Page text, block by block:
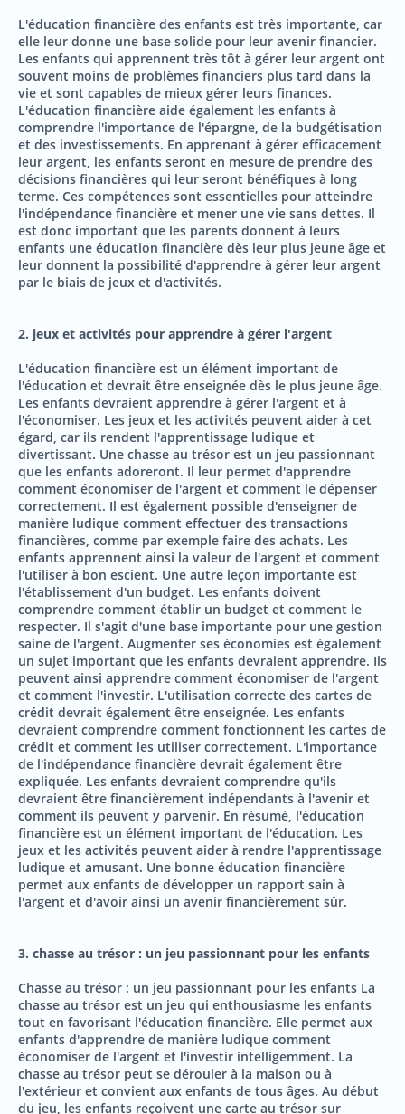
L'éducation financière des enfants est très importante, car
elle leur donne une base solide pour leur avenir financier.
Les enfants qui apprennent très tôt à gérer leur argent ont
souvent moins de problèmes financiers plus tard dans la
vie et sont capables de mieux gérer leurs finances.
L'éducation financière aide également les enfants à
comprendre l'importance de l'épargne, de la budgétisation
et des investissements. En apprenant à gérer efficacement
leur argent, les enfants seront en mesure de prendre des
décisions financières qui leur seront bénéfiques à long
terme. Ces compétences sont essentielles pour atteindre
l'indépendance financière et mener une vie sans dettes. Il
est donc important que les parents donnent à leurs
enfants une éducation financière dès leur plus jeune âge et
leur donnent la possibilité d'apprendre à gérer leur argent
par le biais de jeux et d'activités.
2. jeux et activités pour apprendre à gérer l'argent
L'éducation financière est un élément important de
l'éducation et devrait être enseignée dès le plus jeune âge.
Les enfants devraient apprendre à gérer l'argent et à
l'économiser. Les jeux et les activités peuvent aider à cet
égard, car ils rendent l'apprentissage ludique et
divertissant. Une chasse au trésor est un jeu passionnant
que les enfants adoreront. Il leur permet d'apprendre
comment économiser de l'argent et comment le dépenser
correctement. Il est également possible d'enseigner de
manière ludique comment effectuer des transactions
financières, comme par exemple faire des achats. Les
enfants apprennent ainsi la valeur de l'argent et comment
l'utiliser à bon escient. Une autre leçon importante est
l'établissement d'un budget. Les enfants doivent
comprendre comment établir un budget et comment le
respecter. Il s'agit d'une base importante pour une gestion
saine de l'argent. Augmenter ses économies est également
un sujet important que les enfants devraient apprendre. Ils
peuvent ainsi apprendre comment économiser de l'argent
et comment l'investir. L'utilisation correcte des cartes de
crédit devrait également être enseignée. Les enfants
devraient comprendre comment fonctionnent les cartes de
crédit et comment les utiliser correctement. L'importance
de l'indépendance financière devrait également être
expliquée. Les enfants devraient comprendre qu'ils
devraient être financièrement indépendants à l'avenir et
comment ils peuvent y parvenir. En résumé, l'éducation
financière est un élément important de l'éducation. Les
jeux et les activités peuvent aider à rendre l'apprentissage
ludique et amusant. Une bonne éducation financière
permet aux enfants de développer un rapport sain à
l'argent et d'avoir ainsi un avenir financièrement sûr.
3. chasse au trésor : un jeu passionnant pour les enfants
Chasse au trésor : un jeu passionnant pour les enfants La
chasse au trésor est un jeu qui enthousiasme les enfants
tout en favorisant l'éducation financière. Elle permet aux
enfants d'apprendre de manière ludique comment
économiser de l'argent et l'investir intelligemment. La
chasse au trésor peut se dérouler à la maison ou à
l'extérieur et convient aux enfants de tous âges. Au début
du jeu, les enfants reçoivent une carte au trésor sur